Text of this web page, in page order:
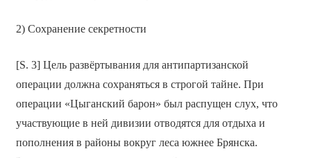
2) Сохранение секретности
[S. 3] Цель развёртывания для антипартизанской
операции должна сохраняться в строгой тайне. При
операции «Цыганский барон» был распущен слух, что
участвующие в ней дивизии отводятся для отдыха и
пополнения в районы вокруг леса южнее Брянска.